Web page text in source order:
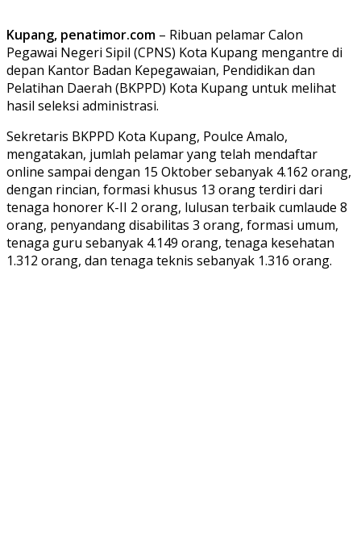
Kupang, penatimor.com – Ribuan pelamar Calon
Pegawai Negeri Sipil (CPNS) Kota Kupang mengantre di
depan Kantor Badan Kepegawaian, Pendidikan dan
Pelatihan Daerah (BKPPD) Kota Kupang untuk melihat
hasil seleksi administrasi.
Sekretaris BKPPD Kota Kupang, Poulce Amalo,
mengatakan, jumlah pelamar yang telah mendaftar
online sampai dengan 15 Oktober sebanyak 4.162 orang,
dengan rincian, formasi khusus 13 orang terdiri dari
tenaga honorer K-II 2 orang, lulusan terbaik cumlaude 8
orang, penyandang disabilitas 3 orang, formasi umum,
tenaga guru sebanyak 4.149 orang, tenaga kesehatan
1.312 orang, dan tenaga teknis sebanyak 1.316 orang.